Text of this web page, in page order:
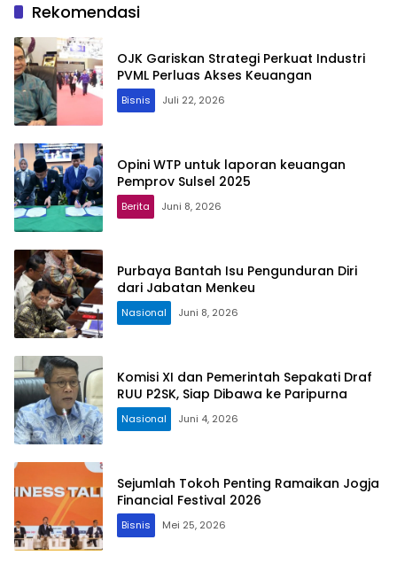
Rekomendasi
OJK Gariskan Strategi Perkuat Industri
PVML Perluas Akses Keuangan
Bisnis Juli 22, 2026
Opini WTP untuk laporan keuangan
Pemprov Sulsel 2025
Berita Juni 8, 2026
Purbaya Bantah Isu Pengunduran Diri
dari Jabatan Menkeu
Nasional Juni 8, 2026
Komisi XI dan Pemerintah Sepakati Draf
RUU P2SK, Siap Dibawa ke Paripurna
Nasional Juni 4, 2026
Sejumlah Tokoh Penting Ramaikan Jogja
Financial Festival 2026
Bisnis Mei 25, 2026